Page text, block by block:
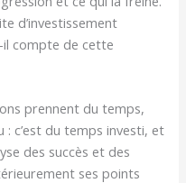
d’investissement
il compte de cette
prennent du temps,
: c’est du temps investi, et
des succès et des
ses points